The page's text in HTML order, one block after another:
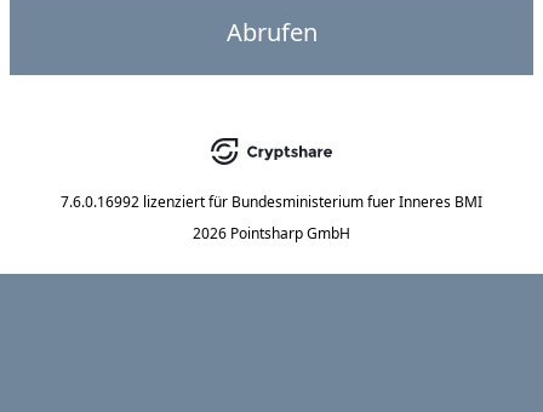
Abrufen
7.6.0.16992 lizenziert für Bundesministerium fuer Inneres BMI
2026 Pointsharp GmbH